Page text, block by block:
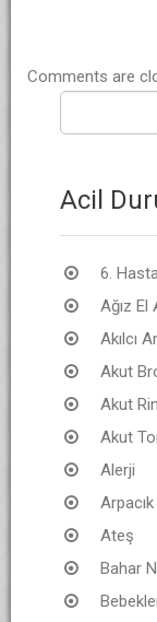
Comments are
Acil
6.
Ağız El
Akılcı
Akut
Akut
Akut
Alerji
Ateş
Bahar